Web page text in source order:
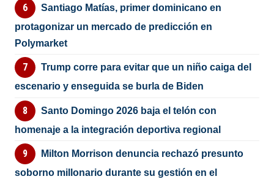
Santiago Matías, primer dominicano en
protagonizar un mercado de predicción en
Polymarket
Trump corre para evitar que un niño caiga del
escenario y enseguida se burla de Biden
Santo Domingo 2026 baja el telón con
homenaje a la integración deportiva regional
Milton Morrison denuncia rechazó presunto
soborno millonario durante su gestión en el